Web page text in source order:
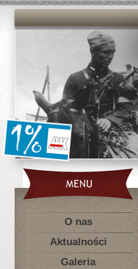
O nas
Aktualności
Galeria